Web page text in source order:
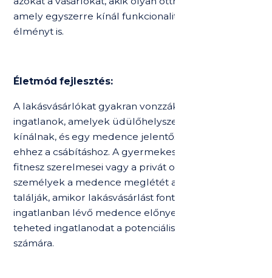
amely egyszerre kínál funkcionalitást és esztétikai
élményt is.
Életmód fejlesztés:
A lakásvásárlókat gyakran vonzzák azok az
ingatlanok, amelyek üdülőhelyszerű élményt
kínálnak, és egy medence jelentősen hozzájárul
ehhez a csábításhoz. A gyermekes családok, a
fitnesz szerelmesei vagy a privát oázist kereső
személyek a medence meglétét alap tényezőnek
találják, amikor lakásvásárlást fontolgatnak. Az
ingatlanban lévő medence előnyeivel vonzóbbá
teheted ingatlanodat a potenciális vásárlók
számára.